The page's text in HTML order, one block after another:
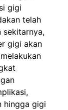
gigi
telah
sekitarnya,
gigi akan
hingga gigi